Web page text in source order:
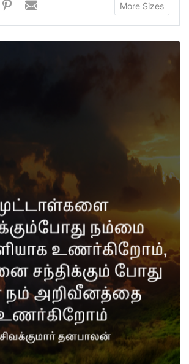
More Sizes